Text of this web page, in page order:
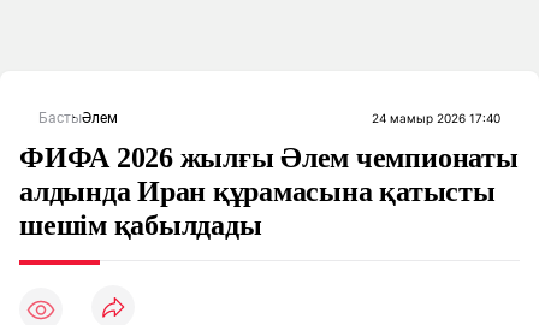
БастыӘлем 24 мамыр 2026 17:40
ФИФА 2026 жылғы Әлем чемпионаты
алдында Иран құрамасына қатысты
шешім қабылдады